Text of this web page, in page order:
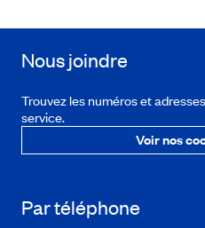
Nous joindre
Trouvez les numéros et
service.
Voir nos
Par téléphone